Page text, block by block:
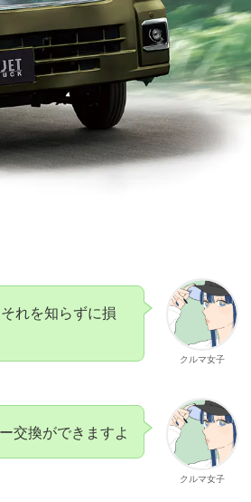
クルマ女子
れを知らずに損
クルマ女子
交換ができますよ